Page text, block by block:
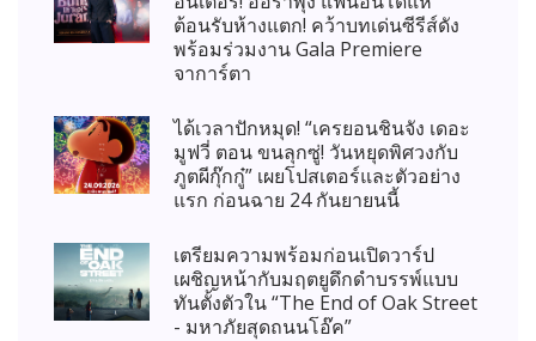
ต้อนรับห้างแตก! คว้าบทเด่นซีรีส์ดัง
พร้อมร่วมงาน Gala Premiere
จาการ์ตา
ได้เวลาปักหมุด! “เครยอนชินจัง เดอะ
มูฟวี่ ตอน ขนลุกซู่! วันหยุดพิศวงกับ
ภูตผีกุ๊กกู๋” เผยโปสเตอร์และตัวอย่าง
แรก ก่อนฉาย 24 กันยายนนี้
เตรียมความพร้อมก่อนเปิดวาร์ป
เผชิญหน้ากับมฤตยูดึกดำบรรพ์แบบ
ทันตั้งตัวใน “The End of Oak Street
- มหาภัยสุดถนนโอ๊ค”